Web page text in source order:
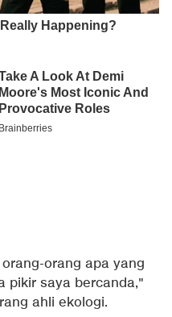
orang apa yang
pikir saya bercanda,"
ahli ekologi.